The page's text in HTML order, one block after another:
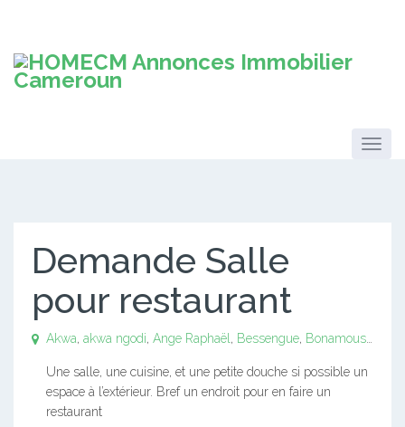
Demande Salle
pour restaurant
Akwa akwa ngodi Ange Raphaël Bessengue Bonamoussadi
Une salle, une cuisine, et une petite douche si possible un
espace à l’extérieur. Bref un endroit pour en faire un
restaurant